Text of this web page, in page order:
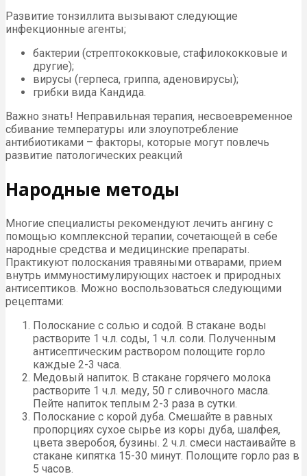
Развитие тонзиллита вызывают следующие
инфекционные агенты;
бактерии (стрептококковые, стафилококковые и
другие);
вирусы (герпеса, гриппа, аденовирусы);
грибки вида Кандида.
Важно знать! Неправильная терапия, несвоевременное
сбивание температуры или злоупотребление
антибиотиками – факторы, которые могут повлечь
развитие патологических реакций
Народные методы
Многие специалисты рекомендуют лечить ангину с
помощью комплексной терапии, сочетающей в себе
народные средства и медицинские препараты.
Практикуют полоскания травяными отварами, прием
внутрь иммуностимулирующих настоек и природных
антисептиков. Можно воспользоваться следующими
рецептами:
Полоскание с солью и содой. В стакане воды
растворите 1 ч.л. соды, 1 ч.л. соли. Полученным
антисептическим раствором полощите горло
каждые 2-3 часа.
Медовый напиток. В стакане горячего молока
растворите 1 ч.л. меду, 50 г сливочного масла.
Пейте напиток теплым 2-3 раза в сутки.
Полоскание с корой дуба. Смешайте в равных
пропорциях сухое сырье из коры дуба, шалфея,
цвета зверобоя, бузины. 2 ч.л. смеси настаивайте в
стакане кипятка 15-30 минут. Полощите горло раз в
5 часов.